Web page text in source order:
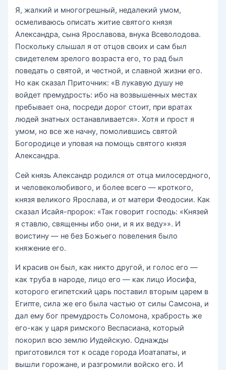
Я, жалкий и многогрешный, недалекий умом,
осмеливаюсь описать житие святого князя
Александра, сына Ярославова, внука Всеволодова.
Поскольку слышал я от отцов своих и сам был
свидетелем зрелого возраста его, то рад был
поведать о святой, и честной, и славной жизни его.
Но как сказал Приточник: «В лукавую душу не
войдет премудрость: ибо на возвышенных местах
пребывает она, посреди дорог стоит, при вратах
людей знатных останавливается». Хотя и прост я
умом, но все же начну, помолившись святой
Богородице и уповая на помощь святого князя
Александра.
Сей князь Александр родился от отца милосердного,
и человеколюбивого, и более всего — кроткого,
князя великого Ярослава, и от матери Феодосии. Как
сказал Исайя-пророк: «Так говорит господь: «Князей
я ставлю, священны ибо они, и я их веду»». И
воистину — не без Божьего повеления было
княжение его.
И красив он был, как никто другой, и голос его —
как труба в народе, лицо его — как лицо Иосифа,
которого египетский царь поставил вторым царем в
Египте, сила же его была частью от силы Самсона, и
дал ему бог премудрость Соломона, храбрость же
его-как у царя римского Веспасиана, который
покорил всю землю Иудейскую. Однажды
приготовился тот к осаде города Иоатапаты, и
вышли горожане, и разгромили войско его. И